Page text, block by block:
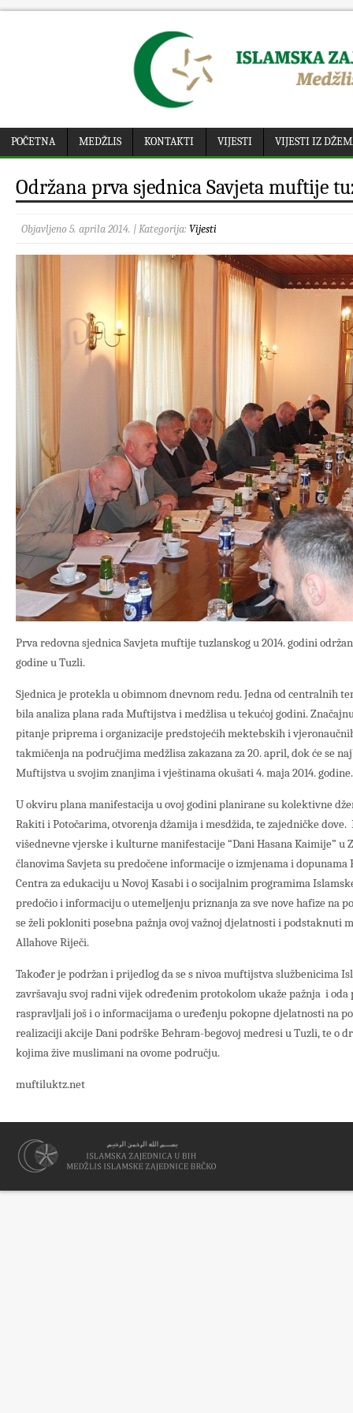
POČETNA MEDŽLIS KONTAKTI VIJESTI VIJESTI IZ
Održana prva sjednica Savjeta muftije
Objavljeno 5. aprila 2014. | Kategorija: Vijesti
Prva redovna sjednica Savjeta muftije tuzlanskog u 2014. godini
godine u Tuzli.
Sjednica je protekla u obimnom dnevnom redu. Jedna od centralnih
bila analiza plana rada Muftijstva i medžlisa u tekućoj godini.
pitanje priprema i organizacije predstojećih mektebskih i
takmičenja na područjima medžlisa zakazana za 20. april, dok će se
Muftijstva u svojim znanjima i vještinama okušati 4. maja 2014. godine.
U okviru plana manifestacija u ovoj godini planirane su kolektivne
Rakiti i Potočarima, otvorenja džamija i mesdžida, te zajedničke dove.
višednevne vjerske i kulturne manifestacije “Dani Hasana Kaimije” u
članovima Savjeta su predočene informacije o izmjenama i
Centra za edukaciju u Novoj Kasabi i o socijalnim programima
predočio i informaciju o utemeljenju priznanja za sve nove hafize na
se želi pokloniti posebna pažnja ovoj važnoj djelatnosti i podstaknuti
Allahove Riječi.
Također je podržan i prijedlog da se s nivoa muftijstva službenicima
završavaju svoj radni vijek određenim protokolom ukaže pažnja i oda
raspravljali još i o informacijama o uređenju pokopne djelatnosti na
realizaciji akcije Dani podrške Behram-begovoj medresi u Tuzli, te o
kojima žive muslimani na ovome području.
muftiluktz.net